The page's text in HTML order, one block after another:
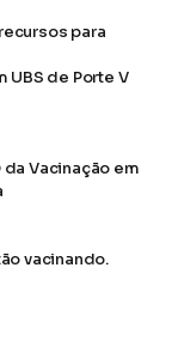
para
da Vacinação em
vacinando.